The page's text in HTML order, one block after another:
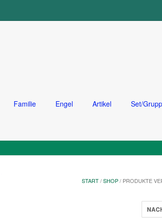
Familie Engel Artikel Set/
START/SHOP/ PRODUKTE